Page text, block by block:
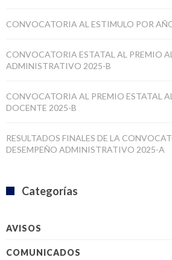
CONVOCATORIA AL ESTIMULO POR
CONVOCATORIA ESTATAL AL PREMIO
ADMINISTRATIVO 2025-B
CONVOCATORIA AL PREMIO ESTATAL
DOCENTE 2025-B
RESULTADOS FINALES DE LA
DESEMPEÑO ADMINISTRATIVO 2025-A
Categorías
AVISOS
COMUNICADOS